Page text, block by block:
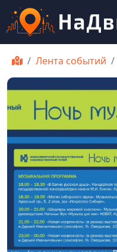
Лента событий